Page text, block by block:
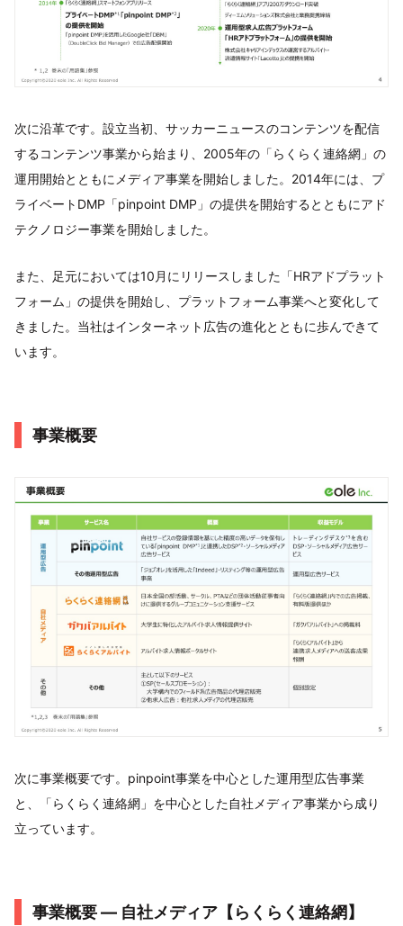
次に沿革です。設立当初、サッカーニュースのコンテンツを配信
するコンテンツ事業から始まり、2005年の「らくらく連絡網」の
運用開始とともにメディア事業を開始しました。2014年には、プ
ライベートDMP「pinpoint DMP」の提供を開始するとともにアド
テクノロジー事業を開始しました。
また、足元においては10月にリリースしました「HRアドプラット
フォーム」の提供を開始し、プラットフォーム事業へと変化して
きました。当社はインターネット広告の進化とともに歩んできて
います。
事業概要
次に事業概要です。pinpoint事業を中心とした運用型広告事業
と、「らくらく連絡網」を中心とした自社メディア事業から成り
立っています。
事業概要 ― 自社メディア【らくらく連絡網】